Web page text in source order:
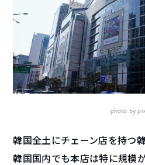
photo by
韓国全土にチェーン店を持つ
韓国国内でも本店は特に規模